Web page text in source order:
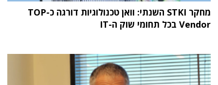
מחקר STKI השנתי: וואן טכנולוגיות דורגה כ-TOP
Vendor בכל תחומי שוק ה-IT